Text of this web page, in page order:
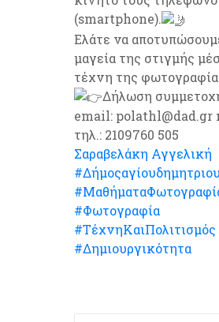
(smartphone).
Ελάτε να
μαγεία της στιγμής
τέχνη της
Δήλωση
email: polathl@dad.gr
τηλ.: 2109760 505
Σαραβελάκη Αγγελική
#Δήμοςαγίουδημητριου
#Φωτογραφία
#ΤέχνηΚαιΠολιτισμός
#Δημιουργικότητα